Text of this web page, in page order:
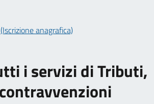
i servizi di Tributi,
anagrafica)